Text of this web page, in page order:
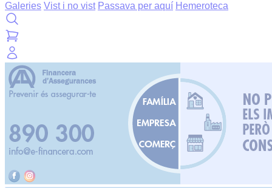
Galeries Vist i no vist Passava per aquí Hemeroteca